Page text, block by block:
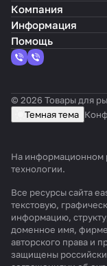
Компания
Информация
Помощь
© 2026 Товары для
Темная тема
На информационном
технологии.
Все ресурсы сайта
текстовую,
информацию,
доменное имя,
авторского права и
защищены